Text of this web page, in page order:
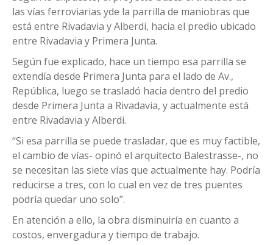
las vías ferroviarias yde la parrilla de maniobras que
está entre Rivadavia y Alberdi, hacia el predio ubicado
entre Rivadavia y Primera Junta.
Según fue explicado, hace un tiempo esa parrilla se
extendía desde Primera Junta para el lado de Av.,
República, luego se trasladó hacia dentro del predio
desde Primera Junta a Rivadavia, y actualmente está
entre Rivadavia y Alberdi.
“Si esa parrilla se puede trasladar, que es muy factible,
el cambio de vías- opinó el arquitecto Balestrasse-, no
se necesitan las siete vías que actualmente hay. Podría
reducirse a tres, con lo cual en vez de tres puentes
podría quedar uno solo”.
En atención a ello, la obra disminuiría en cuanto a
costos, envergadura y tiempo de trabajo.